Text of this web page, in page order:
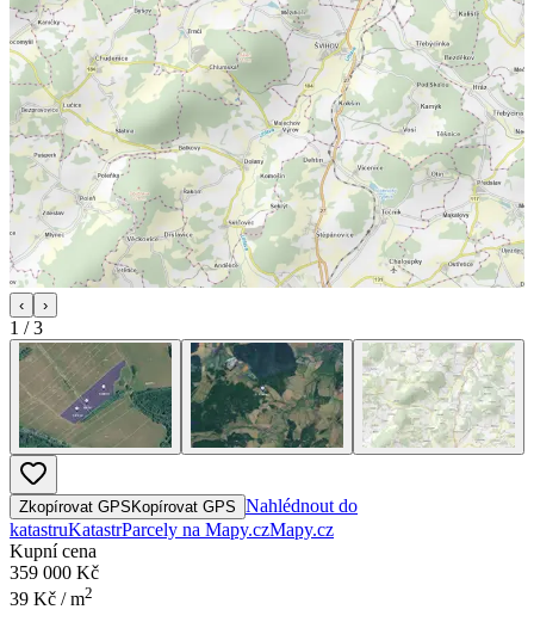
‹ ›
1 /3
Zkopírovat GPS Kopírovat GPS Nahlédnout do
katastruKatastrParcely na Mapy.czMapy.cz
Kupní cena
359 000 Kč
39 Kč / m2